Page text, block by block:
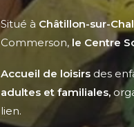
Situé à Châtillon-sur-
Commerson, le Centre
Accueil de loisirs des
adultes et familiales,
lien.